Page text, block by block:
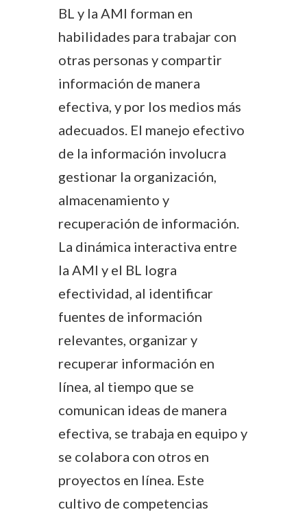
BL y la AMI forman en
habilidades para trabajar con
otras personas y compartir
información de manera
efectiva, y por los medios más
adecuados. El manejo efectivo
de la información involucra
gestionar la organización,
almacenamiento y
recuperación de información.
La dinámica interactiva entre
la AMI y el BL logra
efectividad, al identificar
fuentes de información
relevantes, organizar y
recuperar información en
línea, al tiempo que se
comunican ideas de manera
efectiva, se trabaja en equipo y
se colabora con otros en
proyectos en línea. Este
cultivo de competencias